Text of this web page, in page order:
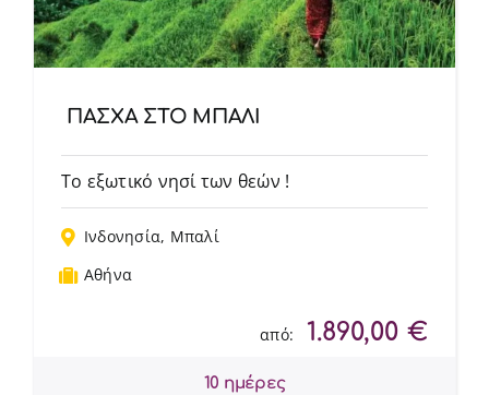
ΠΑΣΧΑ ΣΤΟ ΜΠΑΛΙ
Το εξωτικό νησί των θεών !
Ινδονησία, Μπαλί
Αθήνα
από: 1.890,00 €
10 ημέρες